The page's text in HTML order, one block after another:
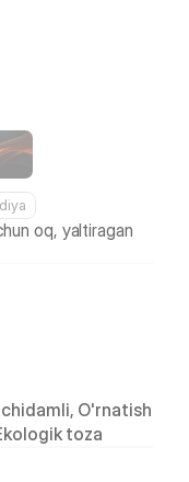
oq, yaltiragan
O'rnatish
toza